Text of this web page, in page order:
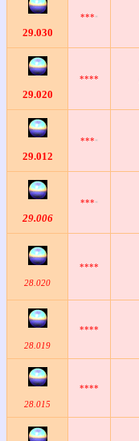
29.030
*** *
29.020
****
29.012
*** *
29.006
*** *
28.020
****
28.019
****
28.015
****